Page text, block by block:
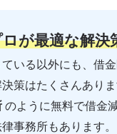
が最適な解決
いる以外にも、借
策はたくさんありま
のように無料で借金
事務所もあります。